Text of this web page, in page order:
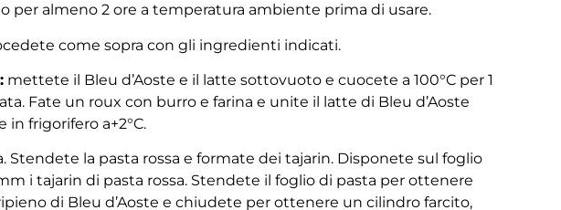
per almeno 2 ore a temperatura ambiente prima di usare.
come sopra con gli ingredienti indicati.
mettete il Bleu d’Aoste e il latte sottovuoto e cuocete a 100°C per 1
Fate un roux con burro e farina e unite il latte di Bleu d’Aoste
frigorifero a+2°C.
la pasta rossa e formate dei tajarin. Disponete sul foglio
i tajarin di pasta rossa. Stendete il foglio di pasta per ottenere
di Bleu d’Aoste e chiudete per ottenere un cilindro farcito,